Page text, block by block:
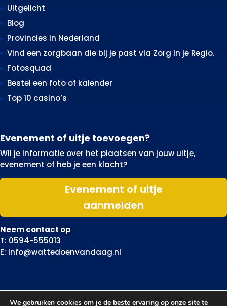
Uitgelicht
Blog
Provincies in Nederland
Vind een zorgbaan die bij je past via Zorg in je Regio.
Fotosquad
Bestel een foto of kalender
Top 10 casino’s
Evenement of uitje toevoegen?
Wil je informatie over het plaatsen van jouw uitje,
evenement of heb je een klacht?
Evenement of uitje
aanmelden
Neem contact op
T: 0594-555013
E: info@wattedoenvandaag.nl
We gebruiken cookies om je de beste ervaring op onze site te